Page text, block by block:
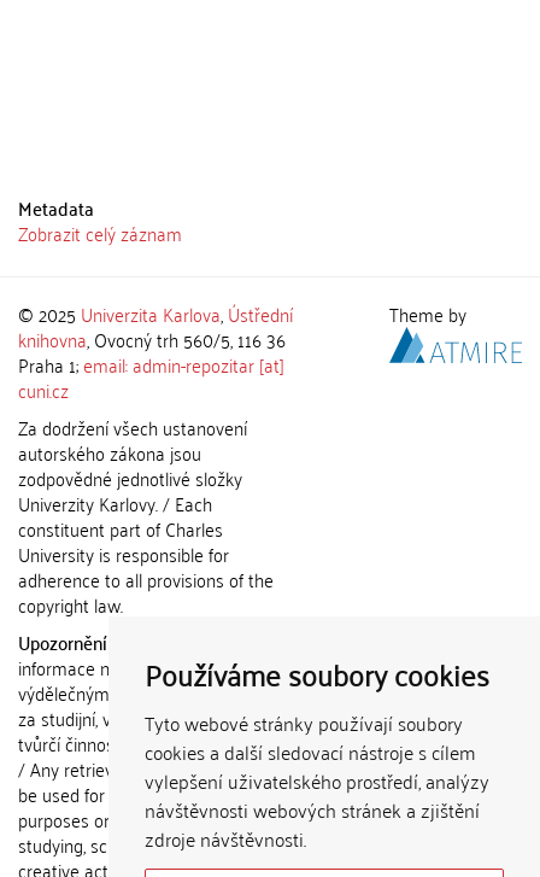
Používáme soubory cookies
Tyto webové stránky používají soubory
cookies a další sledovací nástroje s cílem
vylepšení uživatelského prostředí, analýzy
návštěvnosti webových stránek a zjištění
zdroje návštěvnosti.
Metadata
Zobrazit celý záznam
© 2025 Univerzita Karlova,Ústřední
knihovna, Ovocný trh 560/5, 116 36
Praha 1;email: admin-repozitar [at]
cuni.cz
Za dodržení všech ustanovení
autorského zákona jsou
zodpovědné jednotlivé složky
Univerzity Karlovy. / Each
constituent part of Charles
University is responsible for
adherence to all provisions of the
copyright law.
Upozornění / Notice:
informace nemohou být použity k
výdělečným účelům nebo vydávány
za studijní, vědeckou nebo jinou
tvůrčí činnost jiné osoby než autora.
/ Any retrieved information shall not
be used for any commercial
purposes or claimed as results of
studying, scientific or any other
creative activities of any person
Theme by